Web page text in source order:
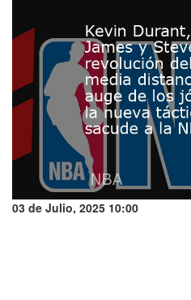
03 de Julio, 2025 10:00